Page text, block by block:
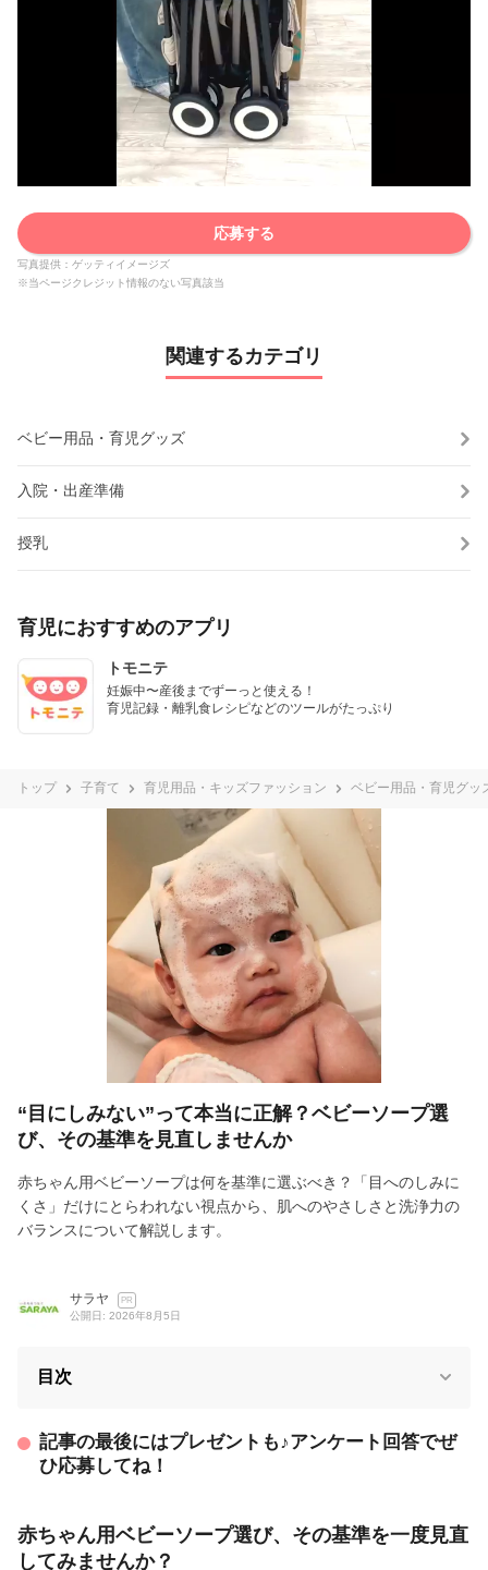
応募する
写真提供：ゲッティイメージズ
※当ページクレジット情報のない写真該当
関連するカテゴリ
ベビー用品・育児グッズ
入院・出産準備
授乳
育児におすすめのアプリ
トモニテ
妊娠中〜産後までずーっと使える！
育児記録・離乳食レシピなどのツールがたっぷり
トップ 子育て 育児用品・キッズファッション ベビー用品・育児グッ
“目にしみない”って本当に正解？ベビーソープ選
び、その基準を見直しませんか
赤ちゃん用ベビーソープは何を基準に選ぶべき？「目へのしみに
くさ」だけにとらわれない視点から、肌へのやさしさと洗浄力の
バランスについて解説します。
サラヤ PR
公開日: 2026年8月5日
目次
記事の最後にはプレゼントも♪アンケート回答でぜ
ひ応募してね！
赤ちゃん用ベビーソープ選び、その基準を一度見直
してみませんか？